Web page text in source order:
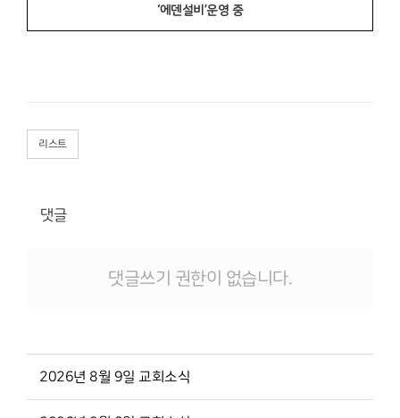
‘에덴설비 ’운영 중
리스트
댓글
댓글쓰기 권한이 없습니다.
2026년 8월 9일 교회소식